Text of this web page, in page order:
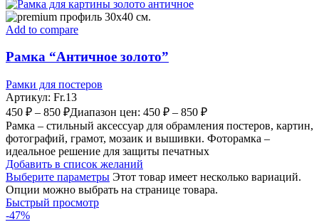
Add to compare
Рамка “Античное золото”
Рамки для постеров
Артикул: Fr.13
450 ₽ – 850 ₽Диапазон цен: 450 ₽ – 850 ₽
Рамка – стильный аксессуар для обрамления постеров, картин,
фотографий, грамот, мозаик и вышивки. Фоторамка –
идеальное решение для защиты печатных
Добавить в список желаний
Выберите параметры Этот товар имеет несколько вариаций.
Опции можно выбрать на странице товара.
Быстрый просмотр
-47%